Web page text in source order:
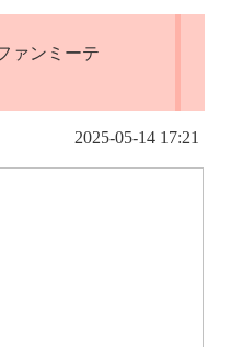
ァンミーテ
2025-05-14 17:21